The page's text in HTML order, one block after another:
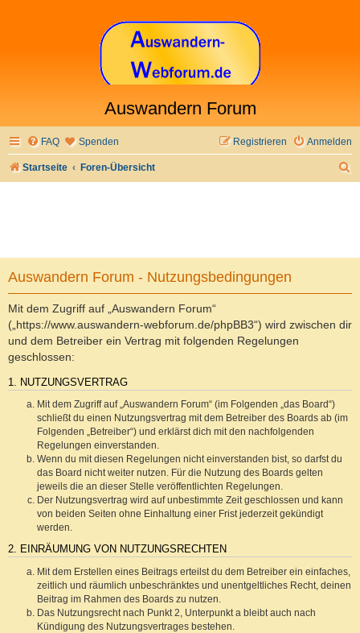
Auswandern Forum
FAQ Spenden Anmelden
Registrieren
Startseite Foren-Übersicht
Auswandern Forum - Nutzungsbedingungen
Mit dem Zugriff auf „Auswandern Forum“
(„https://www.auswandern-webforum.de/phpBB3“) wird zwischen dir
und dem Betreiber ein Vertrag mit folgenden Regelungen
geschlossen:
1. NUTZUNGSVERTRAG
Mit dem Zugriff auf „Auswandern Forum“ (im Folgenden „das Board“)
schließt du einen Nutzungsvertrag mit dem Betreiber des Boards ab (im
Folgenden „Betreiber“) und erklärst dich mit den nachfolgenden
Regelungen einverstanden.
Wenn du mit diesen Regelungen nicht einverstanden bist, so darfst du
das Board nicht weiter nutzen. Für die Nutzung des Boards gelten
jeweils die an dieser Stelle veröffentlichten Regelungen.
Der Nutzungsvertrag wird auf unbestimmte Zeit geschlossen und kann
von beiden Seiten ohne Einhaltung einer Frist jederzeit gekündigt
werden.
2. EINRÄUMUNG VON NUTZUNGSRECHTEN
Mit dem Erstellen eines Beitrags erteilst du dem Betreiber ein einfaches,
zeitlich und räumlich unbeschränktes und unentgeltliches Recht, deinen
Beitrag im Rahmen des Boards zu nutzen.
Das Nutzungsrecht nach Punkt 2, Unterpunkt a bleibt auch nach
Kündigung des Nutzungsvertrages bestehen.